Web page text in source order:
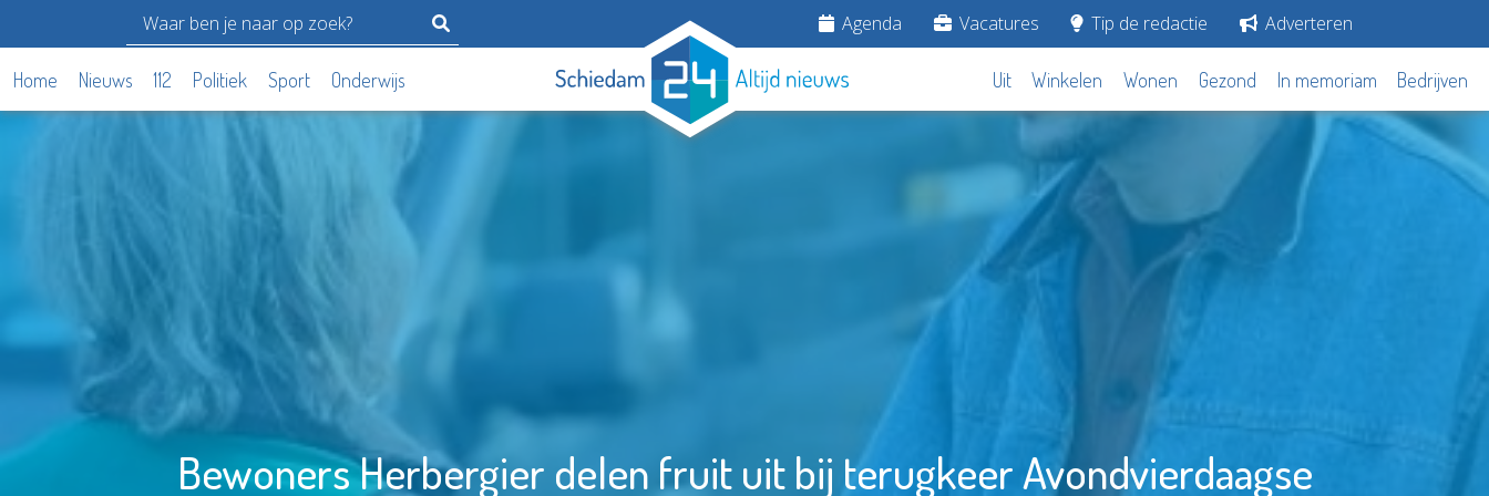
Agenda Vacatures Tip de redactie Adverteren
Home Nieuws 112 Politiek Sport Onderwijs Uit Winkelen Wonen Gezond In memoriam Bedrijven
Bewoners Herbergier delen fruit uit bij terugkeer Avondvierdaagse